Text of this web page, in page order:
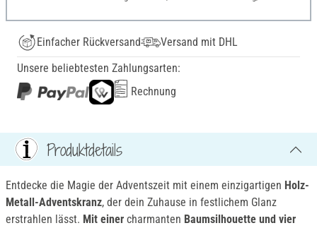
Einfacher Rückversand
Versand mit DHL
Unsere beliebtesten Zahlungsarten:
Rechnung
Produktdetails
Entdecke die Magie der Adventszeit mit einem einzigartigen Holz-
Metall-Adventskranz, der dein Zuhause in festlichem Glanz
erstrahlen lässt. Mit einer charmanten Baumsilhouette und vier